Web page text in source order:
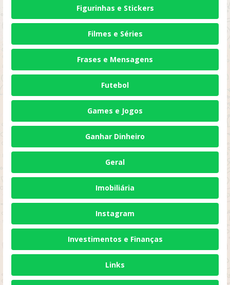
Figurinhas e Stickers
Filmes e Séries
Frases e Mensagens
Futebol
Games e Jogos
Ganhar Dinheiro
Geral
Imobiliária
Instagram
Investimentos e Finanças
Links